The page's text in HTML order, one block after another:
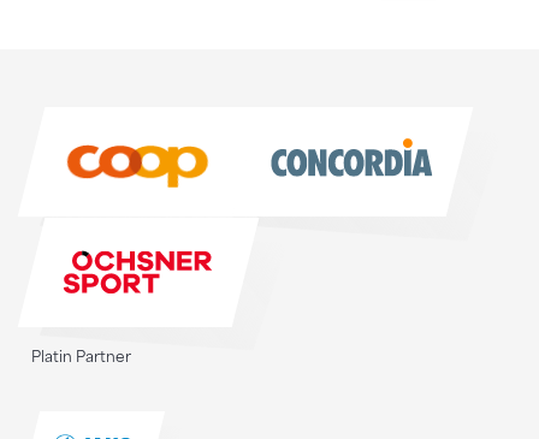
Platin Partner